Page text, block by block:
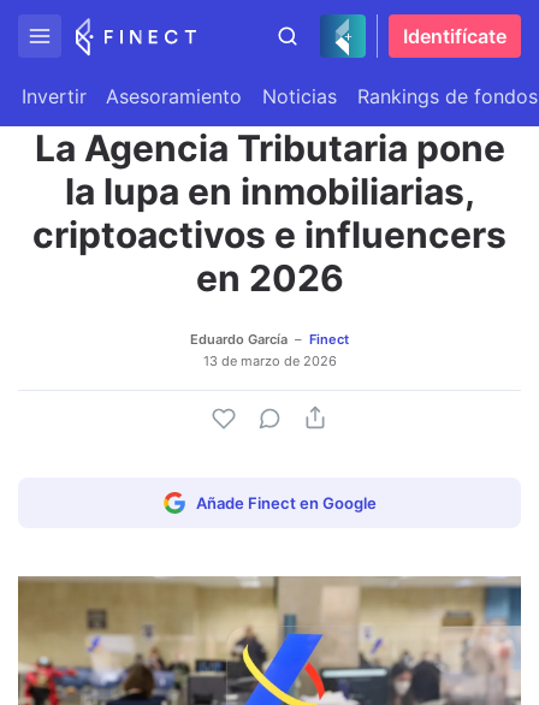
Identifícate
Invertir Asesoramiento Noticias Rankings de fondos
La Agencia Tributaria pone
la lupa en inmobiliarias,
criptoactivos e influencers
en 2026
Eduardo García
Finect
13 de marzo de 2026
Añade Finect en Google